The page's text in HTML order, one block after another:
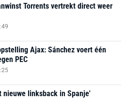
Torrents vertrekt direct weer
Ajax: Sánchez voert één
PEC
nieuwe linksback in Spanje'